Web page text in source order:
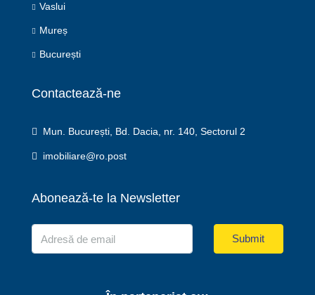
Vaslui
Mureș
București
Contactează-ne
Mun. București, Bd. Dacia, nr. 140, Sectorul 2
imobiliare@ro.post
Abonează-te la Newsletter
Submit